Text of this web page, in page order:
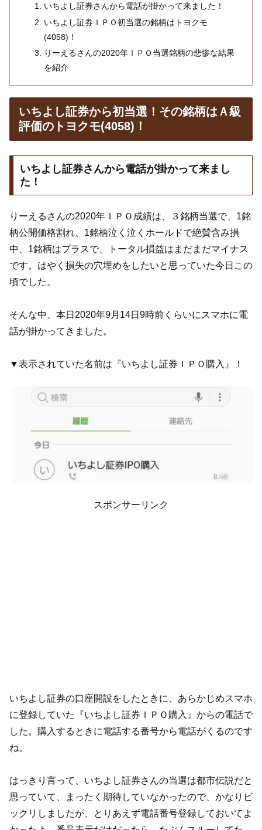
いちよし証券さんから電話が掛かって来ました！
いちよし証券ＩＰＯ初当選の銘柄はトヨクモ
(4058)！
りーえるさんの2020年ＩＰＯ当選銘柄の悲惨な結果
を紹介
いちよし証券から初当選！その銘柄はＡ級
評価のトヨクモ(4058)！
いちよし証券さんから電話が掛かって来まし
た！
りーえるさんの2020年ＩＰＯ成績は、３銘柄当選で、1銘
柄公開価格割れ、1銘柄泣く泣くホールドで絶賛含み損
中、1銘柄はプラスで、トータル損益はまだまだマイナス
です。はやく損失の穴埋めをしたいと思っていた今日この
頃でした。
そんな中、本日2020年9月14日9時前くらいにスマホに電
話が掛かってきました。
▼表示されていた名前は『いちよし証券ＩＰＯ購入』！
スポンサーリンク
いちよし証券の口座開設をしたときに、あらかじめスマホ
に登録していた『いちよし証券ＩＰＯ購入』からの電話で
した。購入するときに電話する番号から電話がくるのです
ね。
はっきり言って、いちよし証券さんの当選は都市伝説だと
思っていて、まったく期待していなかったので、かなりビ
ックリしましたが、とりあえず電話番号登録しておいてよ